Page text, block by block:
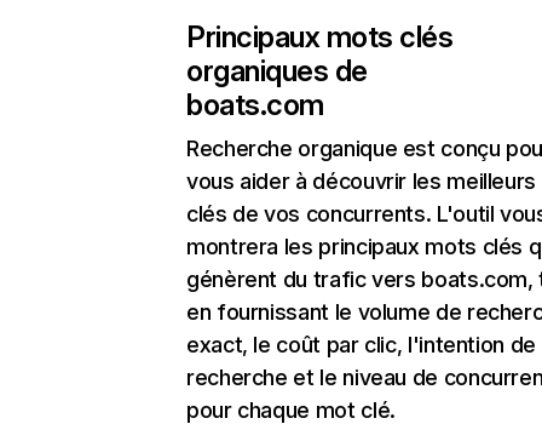
Principaux mots clés
organiques de
boats.com
Recherche organique est conçu
vous aider à découvrir les
clés de vos concurrents. L'outil
montrera les principaux mots clés
génèrent du trafic vers boats.com,
en fournissant le volume de
exact, le coût par clic, l'intention de
recherche et le niveau de
pour chaque mot clé.